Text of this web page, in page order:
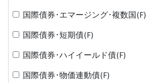
国際債券･エマージング･複数国(F)
国際債券･短期債(F)
国際債券･ハイイールド債(F)
国際債券･物価連動債(F)